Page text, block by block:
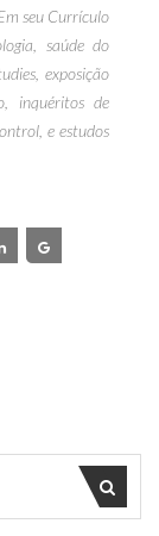
seu Currículo
saúde do
exposição
inquéritos de
e estudos